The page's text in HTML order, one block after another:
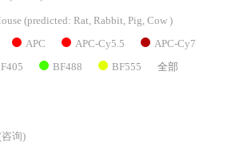
(predicted: Rat, Rabbit, Pig, Cow )
APC APC-Cy5.5 APC-Cy7
BF488 BF555 全部
询)